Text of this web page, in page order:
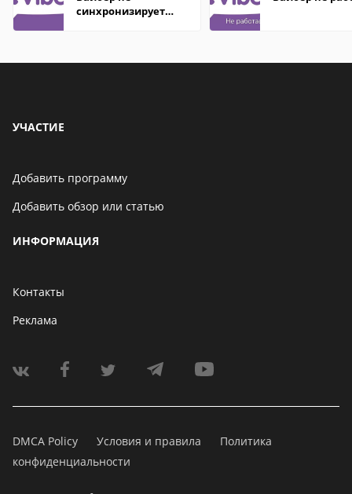
синхронизирует
УЧАСТИЕ
Добавить программу
Добавить обзор или статью
ИНФОРМАЦИЯ
Контакты
Реклама
DMCA Policy Условия и правила
Политика
конфиденциальности